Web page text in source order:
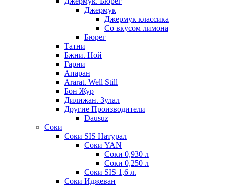
Джермук
Джермук классика
Со вкусом лимона
Бюрег
Татни
Бжни. Ной
Гарни
Апаран
Ararat. Well Still
Бон Жур
Дилижан. Зулал
Другие Производители
Dausuz
Соки
Соки SIS Натурал
Соки YAN
Соки 0,930 л
Соки 0,250 л
Соки SIS 1,6 л.
Соки Иджеван